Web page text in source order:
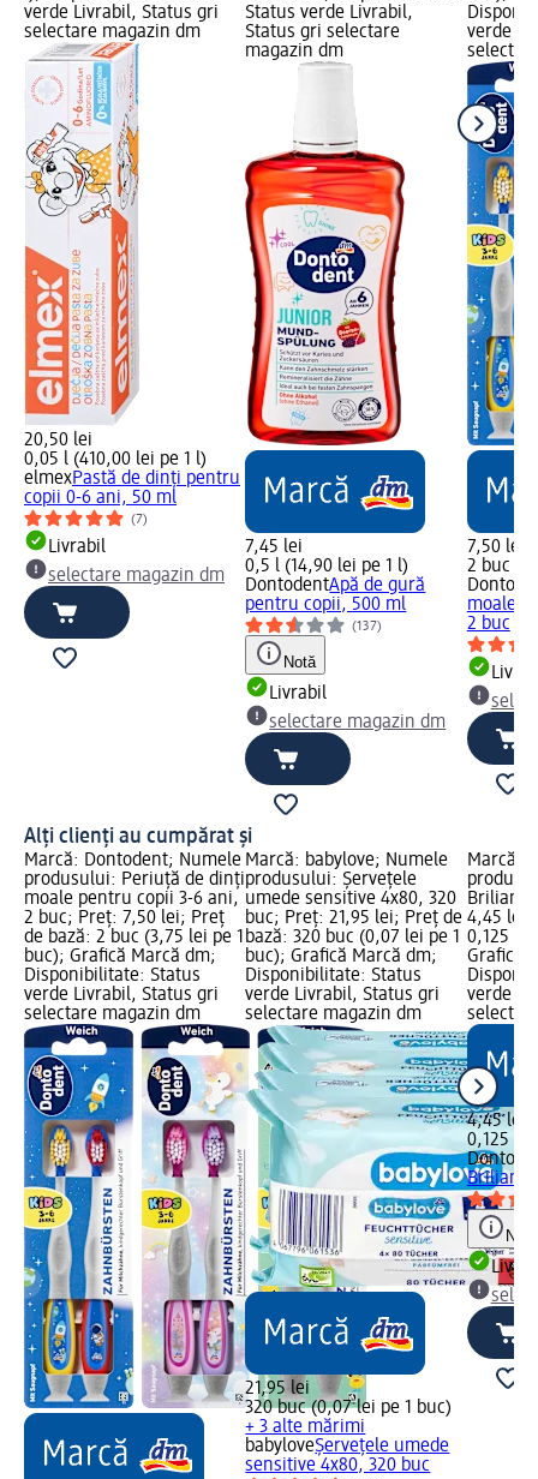
verde Livrabil, Status gri
selectare magazin dm
20,50 lei
0,05 l (410,00 lei pe 1 l)
elmexPastă de dinți pentru
copii 0-6 ani, 50 ml
(7)
Livrabil
selectare magazin dm
Status verde Livrabil,
Status gri selectare
magazin dm
7,45 lei
0,5 l (14,90 lei pe 1 l)
DontodentApă de gură
pentru copii, 500 ml
(137)
Notă
Livrabil
selectare magazin dm
verde
7,50 lei
2 buc
moale
2 buc
Alți clienți au cumpărat și
Marcă: Dontodent; Numele
produsului: Periuță de dinți
moale pentru copii 3-6 ani,
2 buc; Preț: 7,50 lei; Preț
de bază: 2 buc (3,75 lei pe 1
buc); Grafică Marcă dm;
Disponibilitate: Status
verde Livrabil, Status gri
selectare magazin dm
Marcă: babylove; Numele
produsului: Șervețele
umede sensitive 4x80, 320
buc; Preț: 21,95 lei; Preț de
bază: 320 buc (0,07 lei pe 1
buc); Grafică Marcă dm;
Disponibilitate: Status
verde Livrabil, Status gri
selectare magazin dm
21,95 lei
320 buc (0,07 lei pe 1 buc)
+ 3 alte mărimi
babyloveȘervețele umede
sensitive 4x80, 320 buc
Marcă:
Briliant,
4,45 lei;
0,125 l
Grafică
verde
4,45 lei
0,125 l
Briliant,
Notă